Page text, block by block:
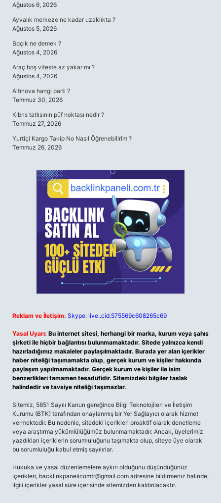
Ağustos 6, 2026
Ayvalık merkeze ne kadar uzaklıkta ?
Ağustos 5, 2026
Boçık ne demek ?
Ağustos 4, 2026
Araç boş viteste az yakar mı ?
Ağustos 4, 2026
Altınova hangi parti ?
Temmuz 30, 2026
Kıbrıs tatlısının püf noktası nedir ?
Temmuz 27, 2026
Yurtiçi Kargo Takip No Nasıl Öğrenebilirim ?
Temmuz 26, 2026
Reklam ve İletişim: Skype: live:.cid.575569c608265c69
Yasal Uyarı: Bu internet sitesi, herhangi bir marka, kurum veya şahıs
şirketi ile hiçbir bağlantısı bulunmamaktadır. Sitede yalnızca kendi
hazırladığımız makaleler paylaşılmaktadır. Burada yer alan içerikler
haber niteliği taşımamakta olup, gerçek kurum ve kişiler hakkında
paylaşım yapılmamaktadır. Gerçek kurum ve kişiler ile isim
benzerlikleri tamamen tesadüfidir. Sitemizdeki bilgiler taslak
halindedir ve tavsiye niteliği taşımazlar.
Sitemiz, 5651 Sayılı Kanun gereğince Bilgi Teknolojileri ve İletişim
Kurumu (BTK) tarafından onaylanmış bir Yer Sağlayıcı olarak hizmet
vermektedir. Bu nedenle, sitedeki içerikleri proaktif olarak denetleme
veya araştırma yükümlülüğümüz bulunmamaktadır. Ancak, üyelerimiz
yazdıkları içeriklerin sorumluluğunu taşımakta olup, siteye üye olarak
bu sorumluluğu kabul etmiş sayılırlar.
Hukuka ve yasal düzenlemelere aykırı olduğunu düşündüğünüz
içerikleri, backlinkpanelicomtr@gmail.com adresine bildirmeniz halinde,
ilgili içerikler yasal süre içerisinde sitemizden kaldırılacaktır.